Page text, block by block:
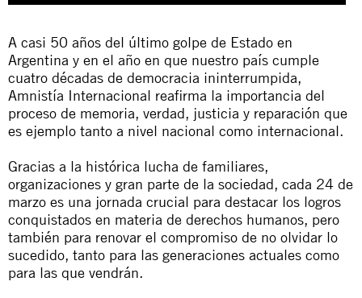
A casi 50 años del último golpe de Estado en
Argentina y en el año en que nuestro país cumple
cuatro décadas de democracia ininterrumpida,
Amnistía Internacional reafirma la importancia del
proceso de memoria, verdad, justicia y reparación que
es ejemplo tanto a nivel nacional como internacional.
Gracias a la histórica lucha de familiares,
organizaciones y gran parte de la sociedad, cada 24 de
marzo es una jornada crucial para destacar los logros
conquistados en materia de derechos humanos, pero
también para renovar el compromiso de no olvidar lo
sucedido, tanto para las generaciones actuales como
para las que vendrán.